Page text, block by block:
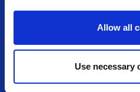
Allow all
Use necessary
アミューズメント＆ショップ
TOP
お知らせ⼀覧